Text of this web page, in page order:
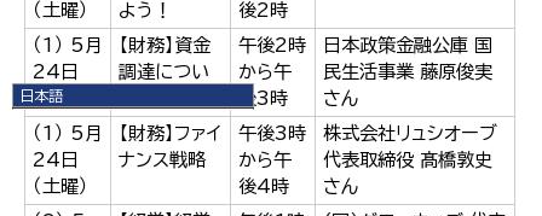
日本語
日本語
English
한국어
简体中文
繁體中文
（土曜）
よう！
後2時
（1） 5月
24日
（土曜）
【財務】資金
調達につい
午後2時
から午
後3時
日本政策金融公庫 国
民生活事業 藤原俊実
さん
（1） 5月
24日
（土曜）
【財務】ファイ
ナンス戦略
午後3時
から午
後4時
株式会社リュシオーブ
代表取締役 髙橋敦史
さん